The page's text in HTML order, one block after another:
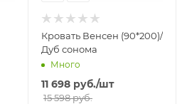
Кровать Венсен (90*200)/
Дуб сонома
Много
11 698 руб./шт
15 598 руб.